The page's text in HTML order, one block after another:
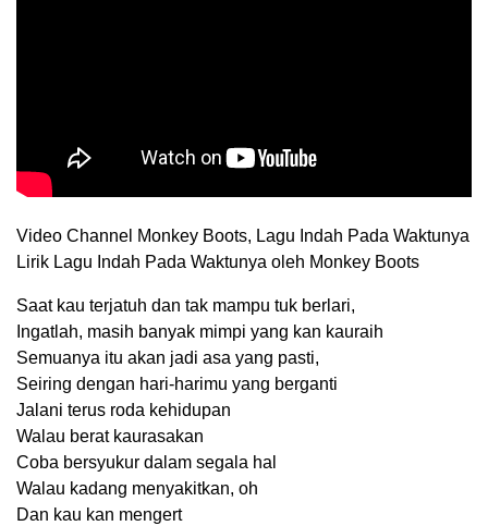
Video Channel Monkey Boots, Lagu Indah Pada Waktunya
Lirik Lagu Indah Pada Waktunya oleh Monkey Boots
Saat kau terjatuh dan tak mampu tuk berlari,
Ingatlah, masih banyak mimpi yang kan kauraih
Semuanya itu akan jadi asa yang pasti,
Seiring dengan hari-harimu yang berganti
Jalani terus roda kehidupan
Walau berat kaurasakan
Coba bersyukur dalam segala hal
Walau kadang menyakitkan, oh
Dan kau kan mengert